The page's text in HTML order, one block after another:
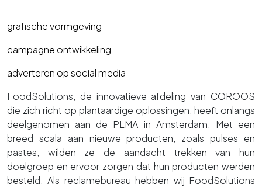
grafische vormgeving
campagne ontwikkeling
adverteren op social media
FoodSolutions, de innovatieve afdeling van COROOS
die zich richt op plantaardige oplossingen, heeft onlangs
deelgenomen aan de PLMA in Amsterdam. Met een
breed scala aan nieuwe producten, zoals pulses en
pastes, wilden ze de aandacht trekken van hun
doelgroep en ervoor zorgen dat hun producten werden
besteld. Als reclamebureau hebben wij FoodSolutions